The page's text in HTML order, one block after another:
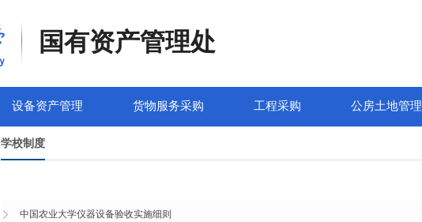
国有资产管理处
设备资产管理 货物服务采购 工程采购 公房土地管理
学校制度
中国农业大学仪器设备验收实施细则